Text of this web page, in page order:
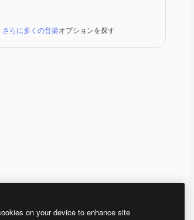
さらに多くの音楽オプションを探す
on your device to enhance site